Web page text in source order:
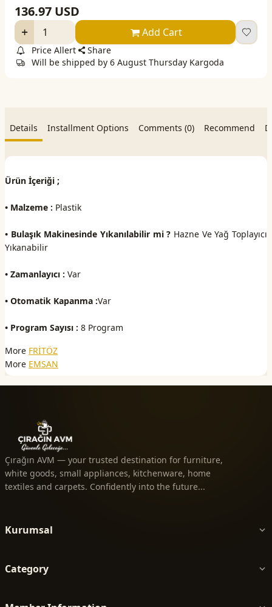
136.97 USD
Add Cart
Price Allert
Share
Will be shipped by 6 August Thursday Kargoda
Details Installment Options Comments (0) Recommend
Ürün İçeriği ;
• Malzeme : Plastik
• Bulaşık Makinesinde Yıkanılabilir mi ? Hazne Ve Yağ Toplayıcı
Yıkanabilir
• Zamanlayıcı : Var
• Otomatik Kapanma :Var
• Program Sayısı : 8 Program
More FRİTÖZ
More EMSAN
Çırağın AVM — your trusted destination for furniture,
white goods, small appliances, kitchenware, home
textiles and carpets. Confidently into the future...
Kurumsal
Category